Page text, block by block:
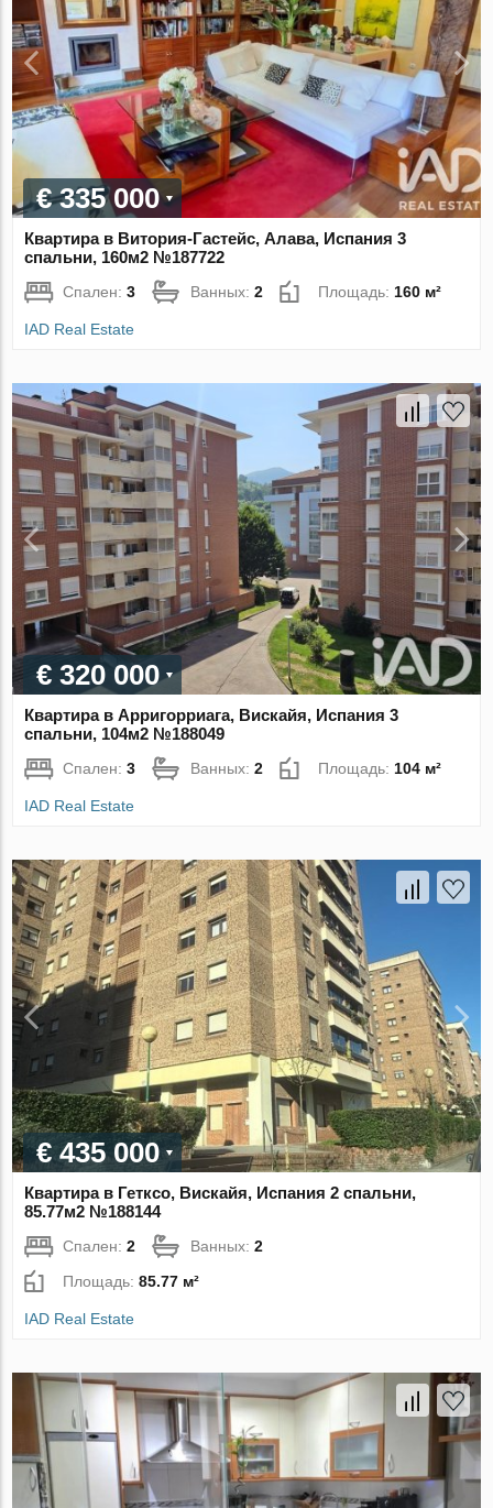
€ 335 000
Квартира в Витория-Гастейс, Алава, Испания 3
спальни, 160м2 №187722
Спален:3 Ванных:2 Площадь: 160 м²
IAD Real Estate
€ 320 000
Квартира в Арригорриага, Вискайя, Испания 3
спальни, 104м2 №188049
Спален:3 Ванных:2 Площадь:104 м²
IAD Real Estate
€ 435 000
Квартира в Гетксо, Вискайя, Испания 2 спальни,
85.77м2 №188144
Спален:2 Ванных:2
Площадь:85.77 м²
IAD Real Estate